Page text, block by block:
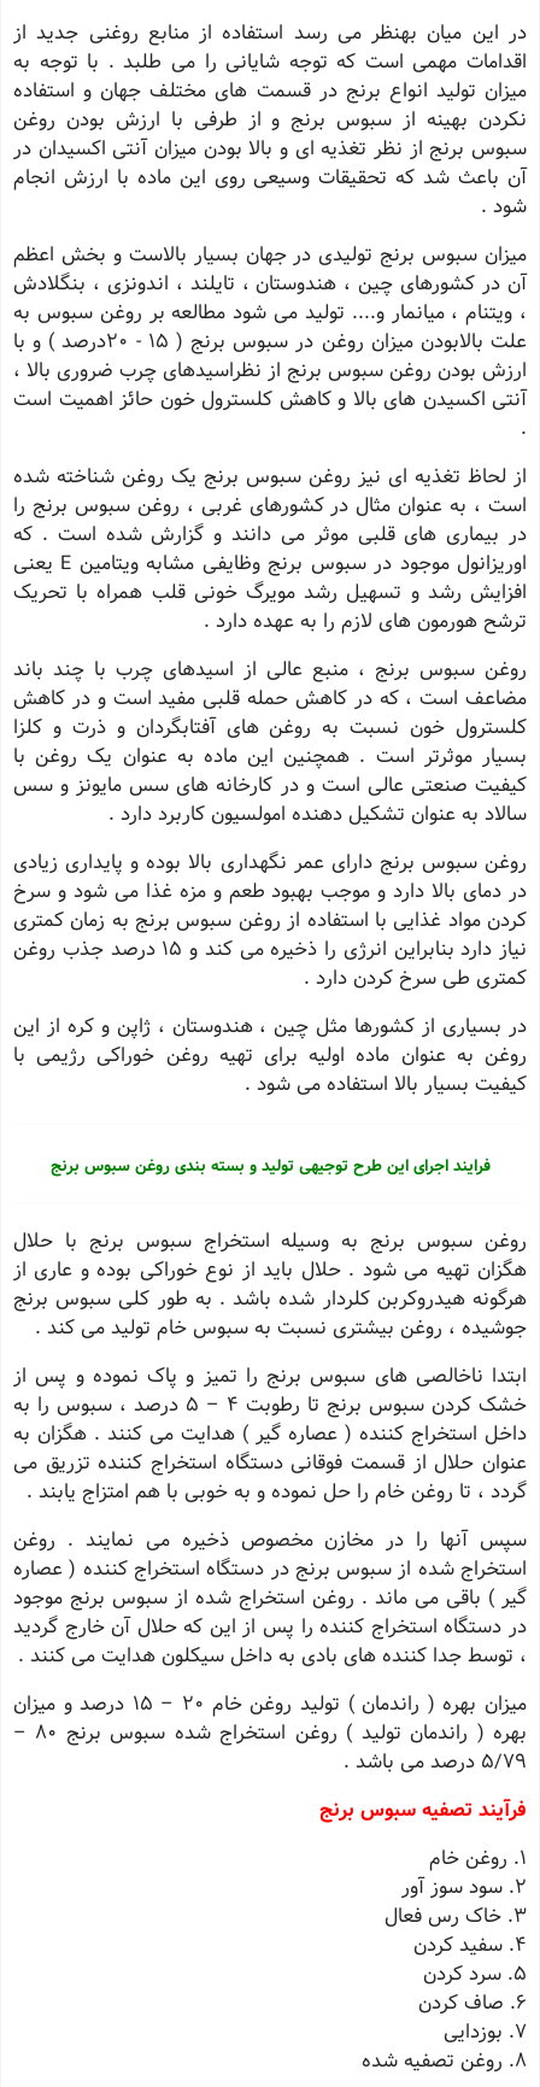
در این میان بهنظر می رسد استفاده از منابع روغنی جدید از
اقدامات مهمی است که توجه شایانی را می طلبد . با توجه به
میزان تولید انواع برنج در قسمت های مختلف جهان و استفاده
نکردن بهینه از سبوس برنج و از طرفی با ارزش بودن روغن
سبوس برنج از نظر تغذیه ای و بالا بودن میزان آنتی اکسیدان در
آن باعث شد که تحقیقات وسیعی روی اين ماده با ارزش انجام
شود .
میزان سبوس برنج تولیدی در جهان بسیار بالاست و بخش اعظم
آن در کشورهای چین ، هندوستان ، تایلند ، اندونزی ، بنگلادش
، ویتنام ، میانمار و.... تولید می شود مطالعه بر روغن سبوس به
علت بالابودن میزان روغن در سبوس برنج ( 15 - 20درصد ) و با
ارزش بودن روغن سبوس برنج از نظراسیدهای چرب ضروری بالا ،
آنتی اکسیدن های بالا و کاهش کلسترول خون حائز اهمیت است
.
از لحاظ تغذیه ای نیز روغن سبوس برنج یک روغن شناخته شده
است ، به عنوان مثال در کشورهای غربی ، روغن سبوس برنج را
در بیماری های قلبی موثر می دانند و گزارش شده است . که
اوریزانول موجود در سبوس برنج وظایفی مشابه ویتامین E یعنی
افزایش رشد و تسهیل رشد مویرگ خونی قلب همراه با تحریک
ترشح هورمون های لازم را به عهده دارد .
روغن سبوس برنج ، منبع عالی از اسیدهای چرب با چند باند
مضاعف است ، که در کاهش حمله قلبی مفید است و در کاهش
کلسترول خون نسبت به روغن های آفتابگردان و ذرت و کلزا
بسیار موثرتر است . همچنین این ماده به عنوان یک روغن با
کیفیت صنعتی عالی است و در کارخانه های سس مایونز و سس
سالاد به عنوان تشکیل دهنده امولسیون کاربرد دارد .
روغن سبوس برنج دارای عمر نگهداری بالا بوده و پایداری زیادی
در دمای بالا دارد و موجب بهبود طعم و مزه غذا می شود و سرخ
کردن مواد غذایی با استفاده از روغن سبوس برنج به زمان کمتری
نیاز دارد بنابراین انرژی را ذخیره می کند و ۱۵ درصد جذب روغن
کمتری طی سرخ کردن دارد .
در بسیاری از کشورها مثل چین ، هندوستان ، ژاپن و کره از این
روغن به عنوان ماده اولیه برای تهیه روغن خوراکی رژیمی با
کیفیت بسیار بالا استفاده می شود .
فرایند اجرای این طرح توجیهی تولید و بسته بندی روغن سبوس برنج
روغن سبوس برنج به وسیله استخراج سبوس برنج با حلال
هگزان تهیه می شود . حلال باید از نوع خوراکی بوده و عاری از
هرگونه هیدروکربن کلردار شده باشد . به طور کلی سبوس برنج
جوشیده ، روغن بیشتری نسبت به سبوس خام تولید می کند .
ابتدا ناخالصی های سبوس برنج را تمیز و پاک نموده و پس از
خشک کردن سبوس برنج تا رطوبت 4 – 5 درصد ، سبوس را به
داخل استخراج کننده ( عصاره گیر ) هدایت می کنند . هگزان به
عنوان حلال از قسمت فوقانی دستگاه استخراج کننده تزریق می
گردد ، تا روغن خام را حل نموده و به خوبی با هم امتزاج یابند .
سپس آنها را در مخازن مخصوص ذخیره می نمایند . روغن
استخراج شده از سبوس برنج در دستگاه استخراج کننده ( عصاره
گیر ) باقی می ماند . روغن استخراج شده از سبوس برنج موجود
در دستگاه استخراج کننده را پس از این که حلال آن خارج گردید
، توسط جدا کننده های بادی به داخل سیکلون هدایت می کنند .
میزان بهره ( راندمان ) تولید روغن خام 20 – 15 درصد و میزان
بهره ( راندمان تولید ) روغن استخراج شده سبوس برنج 80 –
5/79 درصد می باشد .
فرآیند تصفیه سبوس برنج
1. روغن خام
2. سود سوز آور
3. خاک رس فعال
4. سفید کردن
5. سرد کردن
6. صاف کردن
7. بوزدایی
8. روغن تصفیه شده